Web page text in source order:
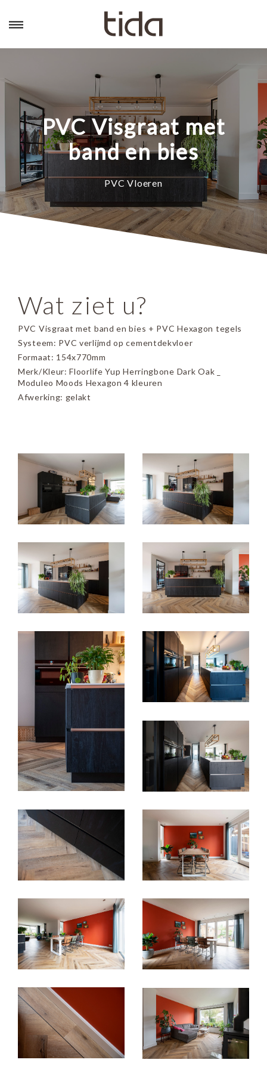
PVC Visgraat met
band en bies
PVC Vloeren
Wat ziet u?
PVC Visgraat met band en bies + PVC Hexagon tegels
Systeem: PVC verlijmd op cementdekvloer
Formaat: 154x770mm
Merk/Kleur: Floorlife Yup Herringbone Dark Oak _
Moduleo Moods Hexagon 4 kleuren
Afwerking: gelakt